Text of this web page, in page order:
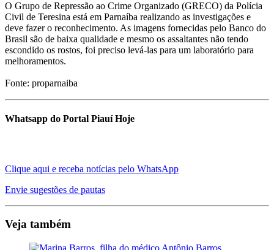
O Grupo de Repressão ao Crime Organizado (GRECO) da Polícia
Civil de Teresina está em Parnaíba realizando as investigações e
deve fazer o reconhecimento. As imagens fornecidas pelo Banco do
Brasil são de baixa qualidade e mesmo os assaltantes não tendo
escondido os rostos, foi preciso levá-las para um laboratório para
melhoramentos.
Fonte: proparnaiba
Whatsapp do Portal Piauí Hoje
Clique aqui e receba notícias pelo WhatsApp
Envie sugestões de pautas
Veja também